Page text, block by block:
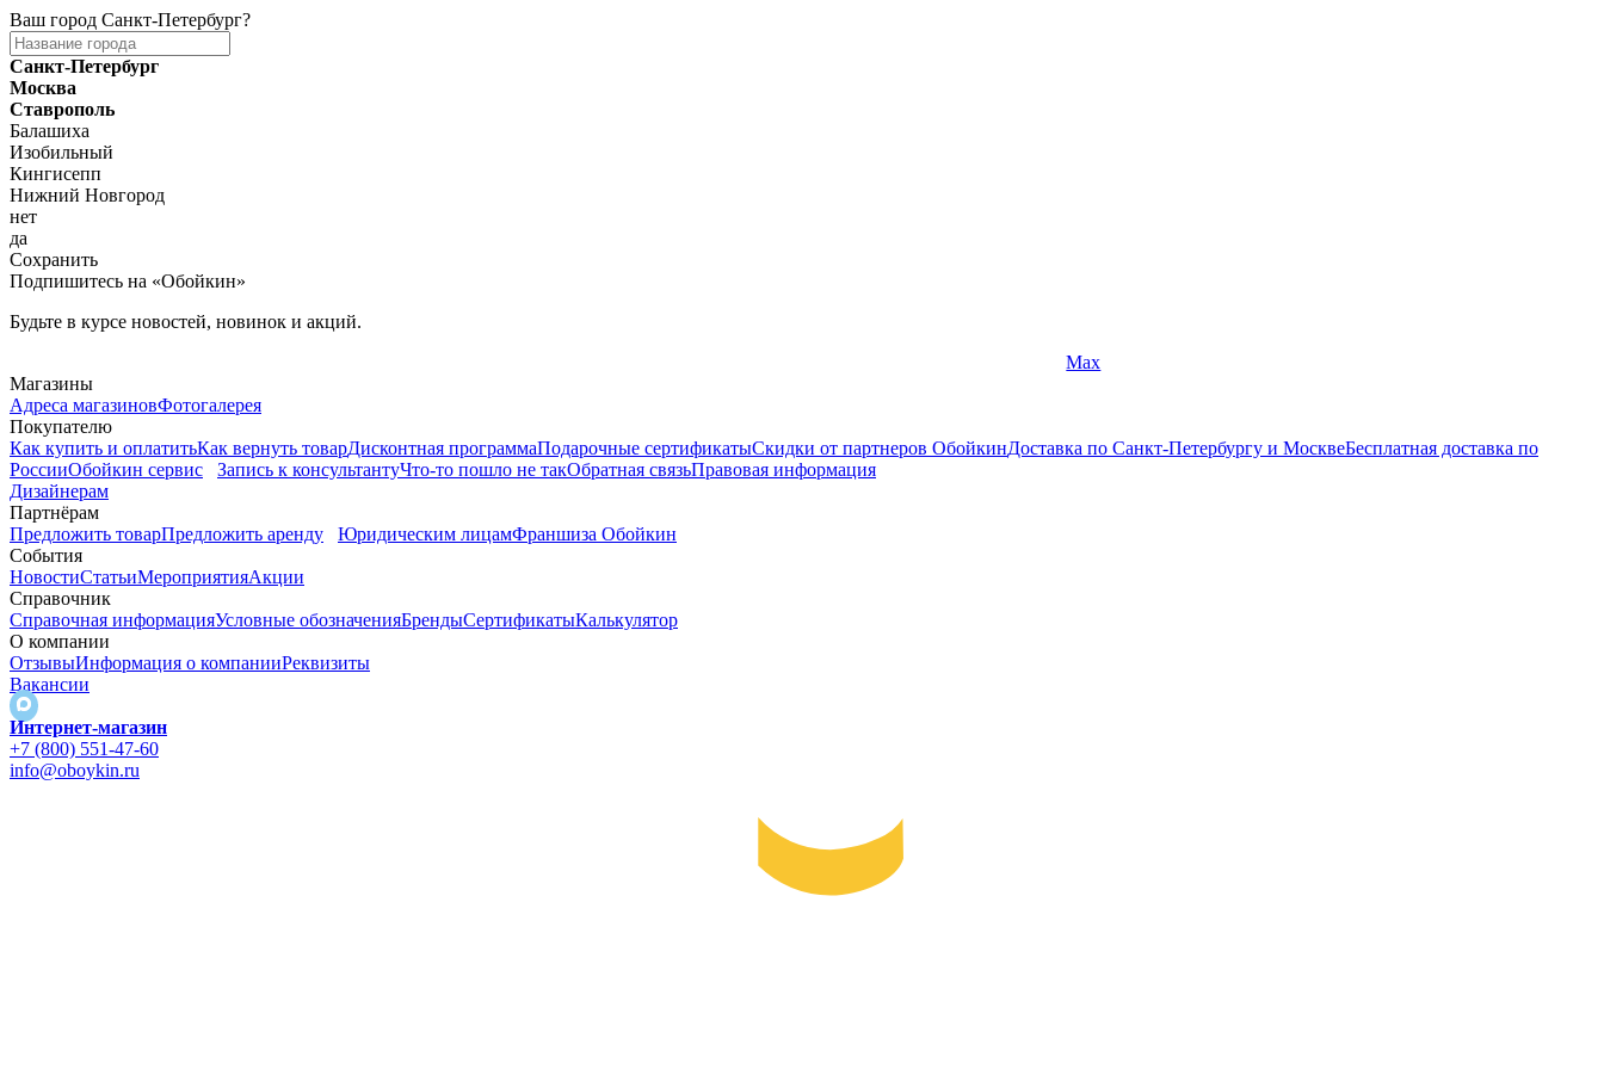
Ваш город Санкт-Петербург?
Санкт-Петербург
Москва
Ставрополь
Балашиха
Изобильный
Кингисепп
Нижний Новгород
нет
да
Сохранить
Подпишитесь на «Обойкин»
Будьте в курсе новостей, новинок и акций.
Max
Магазины
Адреса магазиновФотогалерея
Покупателю
Как купить и оплатитьКак вернуть товарДисконтная программаПодарочные сертификатыСкидки от партнеров ОбойкинДоставка по Санкт-Петербургу и МосквеБесплатная доставка по
РоссииОбойкин сервис Запись к консультантуЧто-то пошло не такОбратная связьПравовая информация
Дизайнерам
Партнёрам
Предложить товарПредложить аренду Юридическим лицамФраншиза Обойкин
События
НовостиСтатьиМероприятияАкции
Справочник
Справочная информацияУсловные обозначенияБрендыСертификатыКалькулятор
О компании
ОтзывыИнформация о компанииРеквизиты
Вакансии
Интернет-магазин
+7 (800) 551-47-60
info@oboykin.ru